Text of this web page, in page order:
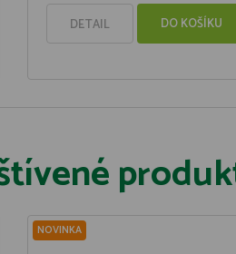
DETAIL DO KOŠÍKU
NOVINKA